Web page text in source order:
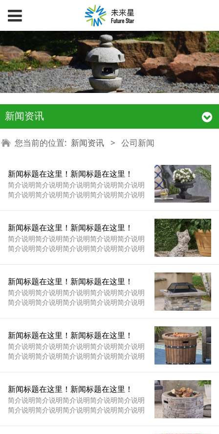
新闻资讯
您当前的位置: 新闻资讯 > 公司新闻
新闻标题在这里！新闻标题在这里！
简介说明简介说明简介说明简介说明简介说明
简介说明简介说明简介说明简介说明简介说明
简介说明简介说明简介说明简介说明简介说明
简介说明...
新闻标题在这里！新闻标题在这里！
简介说明简介说明简介说明简介说明简介说明
简介说明简介说明简介说明简介说明简介说明
简介说明简介说明简介说明简介说明简介说明
简介说明...
新闻标题在这里！新闻标题在这里！
简介说明简介说明简介说明简介说明简介说明
简介说明简介说明简介说明简介说明简介说明
简介说明简介说明简介说明简介说明简介说明
简介说明...
新闻标题在这里！新闻标题在这里！
简介说明简介说明简介说明简介说明简介说明
简介说明简介说明简介说明简介说明简介说明
简介说明简介说明简介说明简介说明简介说明
简介说明...
新闻标题在这里！新闻标题在这里！
简介说明简介说明简介说明简介说明简介说明
简介说明简介说明简介说明简介说明简介说明